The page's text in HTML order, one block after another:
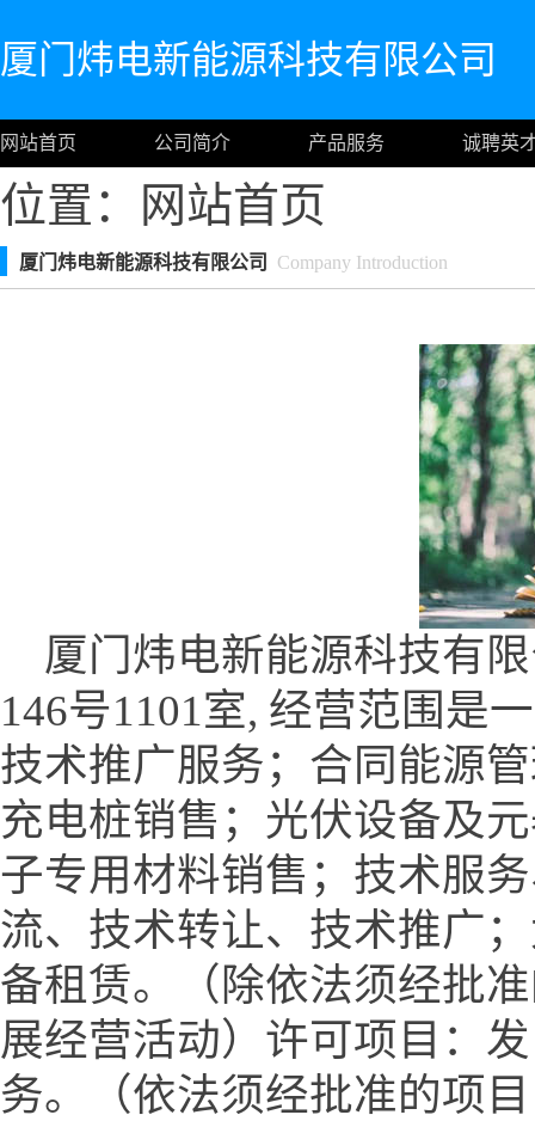
厦门炜电新能源科技有限公司
网站首页 公司简介 产品服务 诚聘英
位置： 网站首页
厦门炜电新能源科技有限公司 Company Introduction
厦门炜电新能源科技有
146号1101室, 经营范围是
技术推广服务；合同能源
充电桩销售；光伏设备及
子专用材料销售；技术服
流、技术转让、技术推广
备租赁。（除依法须经批
展经营活动）许可项目：
务。（依法须经批准的项